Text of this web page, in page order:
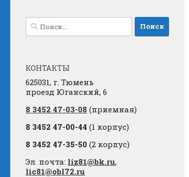
Найти:
КОНТАКТЫ
625031, г. Тюмень
проезд Юганский, 6
8 3452 47-03-08 (приемная)
8 3452 47-00-44 (1 корпус)
8 3452 47-35-50 (2 корпус)
Эл. почта: liz81@bk.ru,
lic81@obl72.ru